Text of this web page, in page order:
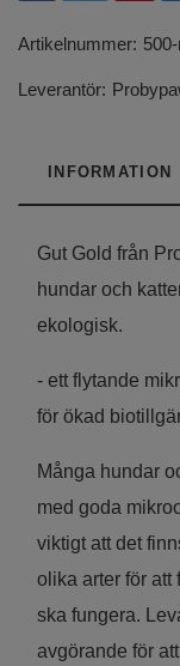
Artikelnummer:
Leverantör:
INFORMATION
Gut Gold från
hundar och
ekologisk.
- ett flytande m
för ökad
Många hundar
med goda
viktigt att det
olika arter för att
ska fungera.
avgörande för